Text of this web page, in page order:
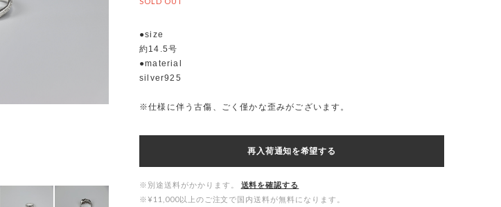
●size
約14.5号
●material
silver925
※仕様に伴う古傷、ごく僅かな歪みがございます。
再入荷通知を希望する
※別途送料がかかります。
送料を確認する
※¥11,000以上のご注文で国内送料が無料になります。